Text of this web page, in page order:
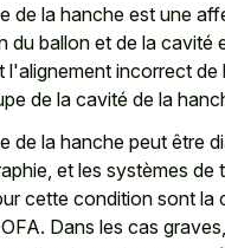
de la hanche est une
du ballon et de la cavité
l'alignement incorrect de
de la cavité de la
de la hanche peut être
et les systèmes
cette condition sont la
Dans les cas